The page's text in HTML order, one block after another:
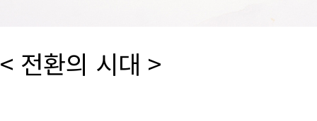
< 전환의 시대 >